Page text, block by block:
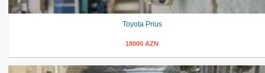
Toyota Prius
18000 AZN